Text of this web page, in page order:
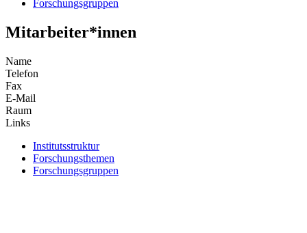
Forschungsgruppen
Mitarbeiter*innen
Name
Telefon
Fax
E-Mail
Raum
Links
Institutsstruktur
Forschungsthemen
Forschungsgruppen